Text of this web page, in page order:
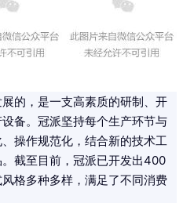
的，是一支高素质的研制、开
备。冠派坚持每个生产环节与
操作规范化，结合新的技术工
截至目前，冠派已开发出400
格多种多样，满足了不同消费